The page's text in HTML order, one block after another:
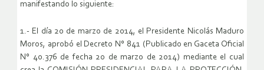
manifestando lo siguiente:
1.- El día 20 de marzo de 2014, el Presidente Nicolás Maduro
Moros, aprobó el Decreto N° 841 (Publicado en Gaceta Oficial
N° 40.376 de fecha 20 de marzo de 2014) mediante el cual